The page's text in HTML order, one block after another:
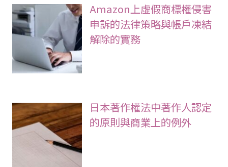
Amazon上虛假商標權侵害
申訴的法律策略與帳戶凍結
解除的實務
日本著作權法中著作人認定
的原則與商業上的例外